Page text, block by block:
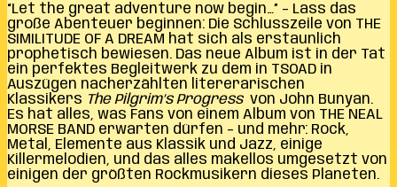
“Let the great adventure now begin…” – Lass das
große Abenteuer beginnen: Die Schlusszeile von THE
SIMILITUDE OF A DREAM hat sich als erstaunlich
prophetisch bewiesen. Das neue Album ist in der Tat
ein perfektes Begleitwerk zu dem in TSOAD in
Auszügen nacherzählten litererarischen
Klassikers The Pilgrim’s Progressvon John Bunyan.
Es hat alles, was Fans von einem Album von THE NEAL
MORSE BAND erwarten dürfen – und mehr: Rock,
Metal, Elemente aus Klassik und Jazz, einige
Killermelodien, und das alles makellos umgesetzt von
einigen der größten Rockmusikern dieses Planeten.